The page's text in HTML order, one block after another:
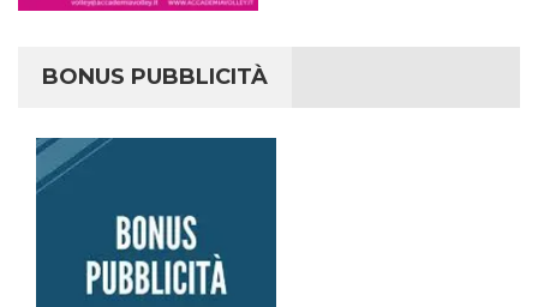
BONUS PUBBLICITÀ